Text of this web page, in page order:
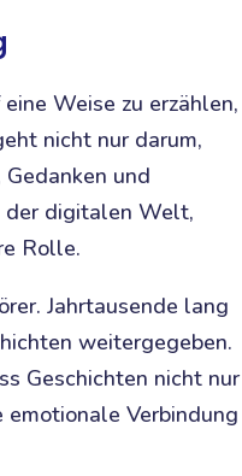
Weise zu erzählen,
nicht nur darum,
und
der digitalen Welt,
Rolle.
Jahrtausende lang
weitergegeben.
Geschichten nicht nur
emotionale Verbindung